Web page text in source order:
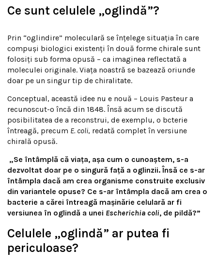
Ce sunt celulele „oglindă”?
Prin “oglindire” moleculară se înțelege situația în care
compuși biologici existenți în două forme chirale sunt
folosiți sub forma opusă – ca imaginea reflectată a
moleculei originale. Viața noastră se bazează oriunde
doar pe un singur tip de chiralitate.
Conceptual, această idee nu e nouă – Louis Pasteur a
recunoscut-o încă din 1848. Însă acum se discută
posibilitatea de a reconstrui, de exemplu, o bcterie
întreagă, precum E. coli, redată complet în versiune
chirală opusă.
„Se întâmplă că viața, așa cum o cunoaștem, s-a
dezvoltat doar pe o singură față a oglinzii. Însă ce s-ar
întâmpla dacă am crea organisme construite exclusiv
din variantele opuse? Ce s-ar întâmpla dacă am crea o
bacterie a cărei întreagă mașinărie celulară ar fi
versiunea în oglindă a unei Escherichia coli, de pildă?”
Celulele „oglindă” ar putea fi
periculoase?